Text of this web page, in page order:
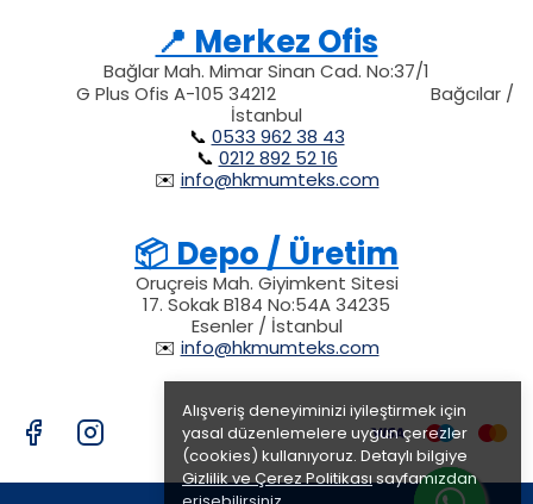
Alışveriş deneyiminizi iyileştirmek için
yasal düzenlemelere uygun çerezler
(cookies) kullanıyoruz. Detaylı bilgiye
Gizlilik ve Çerez Politikasısayfamızdan
📍 Merkez Ofis
Bağlar Mah. Mimar Sinan Cad. No:37/1
G Plus Ofis A-105 34212
Bağcılar /
İstanbul
📞 0533 962 38 43
📞 0212 892 52 16
✉️ info@hkmumteks.com
📦 Depo / Üretim
Oruçreis Mah. Giyimkent Sitesi
17. Sokak B184 No:54A 34235
Esenler / İstanbul
✉️ info@hkmumteks.com